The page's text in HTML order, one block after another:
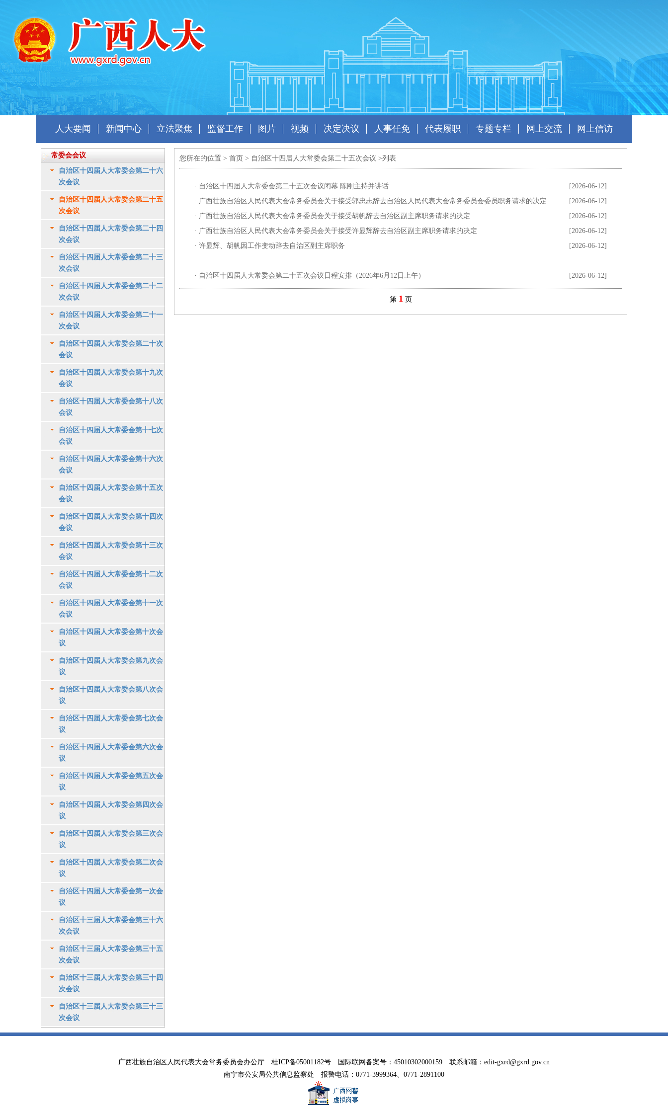
人大要闻 新闻中心 立法聚焦 监督工作 图片 视频 决定决议 人事任免 代表履职 专题专栏 网上交流 网上信访
常委会会议
自治区十四届人大常委会第二十六
次会议
自治区十四届人大常委会第二十五
次会议
自治区十四届人大常委会第二十四
次会议
自治区十四届人大常委会第二十三
次会议
自治区十四届人大常委会第二十二
次会议
自治区十四届人大常委会第二十一
次会议
自治区十四届人大常委会第二十次
会议
自治区十四届人大常委会第十九次
会议
自治区十四届人大常委会第十八次
会议
自治区十四届人大常委会第十七次
会议
自治区十四届人大常委会第十六次
会议
自治区十四届人大常委会第十五次
会议
自治区十四届人大常委会第十四次
会议
自治区十四届人大常委会第十三次
会议
自治区十四届人大常委会第十二次
会议
自治区十四届人大常委会第十一次
会议
自治区十四届人大常委会第十次会
议
自治区十四届人大常委会第九次会
议
自治区十四届人大常委会第八次会
议
自治区十四届人大常委会第七次会
议
自治区十四届人大常委会第六次会
议
自治区十四届人大常委会第五次会
议
自治区十四届人大常委会第四次会
议
自治区十四届人大常委会第三次会
议
自治区十四届人大常委会第二次会
议
自治区十四届人大常委会第一次会
议
自治区十三届人大常委会第三十六
次会议
自治区十三届人大常委会第三十五
次会议
自治区十三届人大常委会第三十四
次会议
自治区十三届人大常委会第三十三
次会议
您所在的位置 > 首页 > 自治区十四届人大常委会第二十五次会议 >列表
[2026-06-12]
· 自治区十四届人大常委会第二十五次会议闭幕 陈刚主持并讲话
[2026-06-12]
· 广西壮族自治区人民代表大会常务委员会关于接受郭忠志辞去自治区人民代表大会常务委员会委员职务请求的决定
[2026-06-12]
· 广西壮族自治区人民代表大会常务委员会关于接受胡帆辞去自治区副主席职务请求的决定
[2026-06-12]
· 广西壮族自治区人民代表大会常务委员会关于接受许显辉辞去自治区副主席职务请求的决定
[2026-06-12]
· 许显辉、胡帆因工作变动辞去自治区副主席职务
[2026-06-12]
· 自治区十四届人大常委会第二十五次会议日程安排（2026年6月12日上午）
第 1 页
广西壮族自治区人民代表大会常务委员会办公厅 桂ICP备05001182号 国际联网备案号：45010302000159 联系邮箱：edit-gxrd@gxrd.gov.cn
南宁市公安局公共信息监察处 报警电话：0771-3999364、0771-2891100